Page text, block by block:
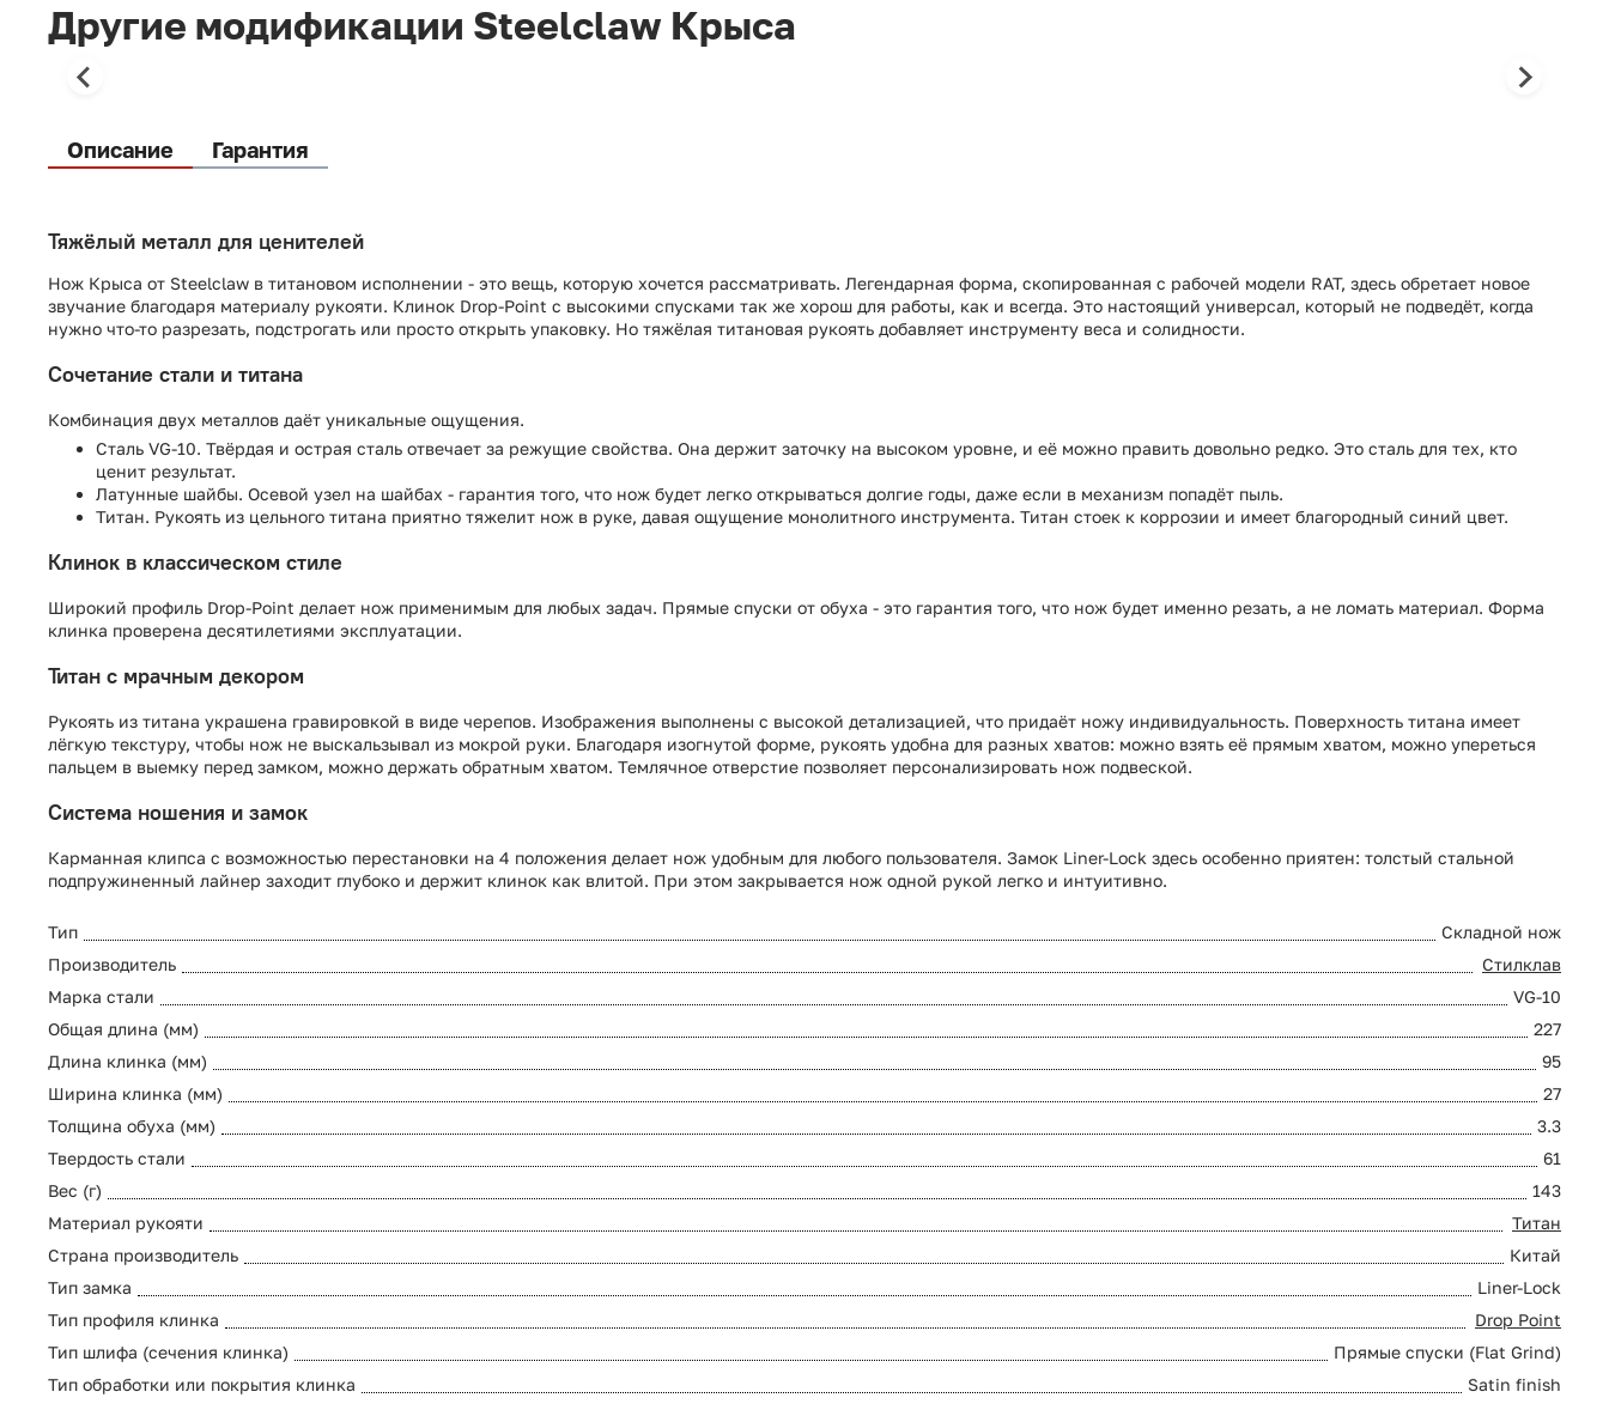
Другие модификации Steelclaw Крыса
Описание Гарантия
Тяжёлый металл для ценителей
Нож Крыса от Steelclaw в титановом исполнении - это вещь, которую хочется рассматривать. Легендарная форма, скопированная с рабочей модели RAT, здесь обретает новое
звучание благодаря материалу рукояти. Клинок Drop-Point с высокими спусками так же хорош для работы, как и всегда. Это настоящий универсал, который не подведёт, когда
нужно что-то разрезать, подстрогать или просто открыть упаковку. Но тяжёлая титановая рукоять добавляет инструменту веса и солидности.
Сочетание стали и титана
Комбинация двух металлов даёт уникальные ощущения.
Сталь VG-10. Твёрдая и острая сталь отвечает за режущие свойства. Она держит заточку на высоком уровне, и её можно править довольно редко. Это сталь для тех, кто
ценит результат.
Латунные шайбы. Осевой узел на шайбах - гарантия того, что нож будет легко открываться долгие годы, даже если в механизм попадёт пыль.
Титан. Рукоять из цельного титана приятно тяжелит нож в руке, давая ощущение монолитного инструмента. Титан стоек к коррозии и имеет благородный синий цвет.
Клинок в классическом стиле
Широкий профиль Drop-Point делает нож применимым для любых задач. Прямые спуски от обуха - это гарантия того, что нож будет именно резать, а не ломать материал. Форма
клинка проверена десятилетиями эксплуатации.
Титан с мрачным декором
Рукоять из титана украшена гравировкой в виде черепов. Изображения выполнены с высокой детализацией, что придаёт ножу индивидуальность. Поверхность титана имеет
лёгкую текстуру, чтобы нож не выскальзывал из мокрой руки. Благодаря изогнутой форме, рукоять удобна для разных хватов: можно взять её прямым хватом, можно упереться
пальцем в выемку перед замком, можно держать обратным хватом. Темлячное отверстие позволяет персонализировать нож подвеской.
Система ношения и замок
Карманная клипса с возможностью перестановки на 4 положения делает нож удобным для любого пользователя. Замок Liner-Lock здесь особенно приятен: толстый стальной
подпружиненный лайнер заходит глубоко и держит клинок как влитой. При этом закрывается нож одной рукой легко и интуитивно.
Тип
Складной нож
Производитель
Стилклав
Марка стали
VG-10
Общая длина (мм)
227
Длина клинка (мм)
95
Ширина клинка (мм)
27
Толщина обуха (мм)
3.3
Твердость стали
61
Вес (г)
143
Материал рукояти
Титан
Страна производитель
Китай
Тип замка
Liner-Lock
Тип профиля клинка
Drop Point
Тип шлифа (сечения клинка)
Прямые спуски (Flat Grind)
Тип обработки или покрытия клинка
Satin finish